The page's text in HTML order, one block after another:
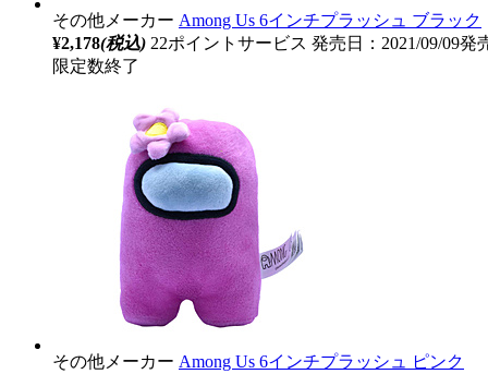
その他メーカー Among Us 6インチプラッシュ ブラック
¥2,178(税込) 22ポイントサービス 発売日：2021/09/09発
限定数終了
その他メーカー Among Us 6インチプラッシュ ピンク